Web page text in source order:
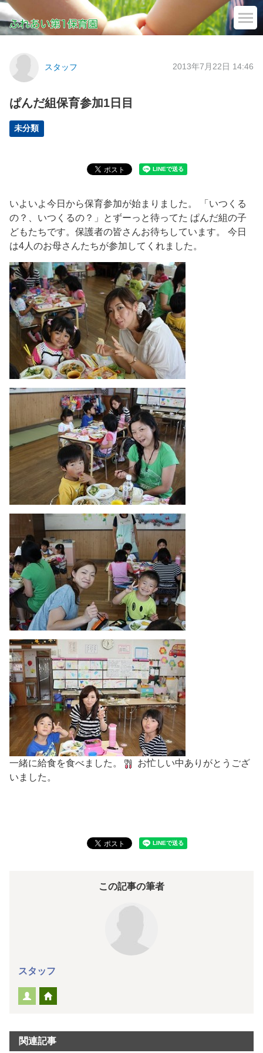
スタッフ 2013年7月22日 14:46
ぱんだ組保育参加1日目
未分類
いよいよ今日から保育参加が始まりました。 「いつくる
の？、いつくるの？」とずーっと待ってた ぱんだ組の子
どもたちです。保護者の皆さんお待ちしています。 今日
は4人のお母さんたちが参加してくれました。
一緒に給食を食べました。
お忙しい中ありがとうござ
いました。
この記事の筆者
スタッフ
関連記事